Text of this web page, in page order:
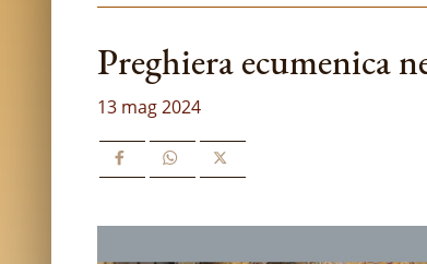
Preghiera ecumenica
13 mag 2024